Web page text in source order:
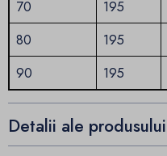
70
195
80
195
90
195
Detalii ale produsului